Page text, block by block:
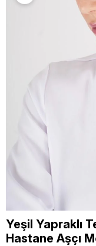
Yeşil Yapraklı
Hastane Aşçı